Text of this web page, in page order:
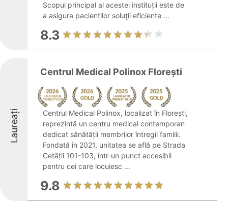
Scopul principal al acestei instituții este de
a asigura pacienților soluții eficiente ...
8.3
Laureați
Centrul Medical Polinox Florești
Centrul Medical Polinox, localizat în Florești,
reprezintă un centru medical contemporan
dedicat sănătății membrilor întregii familii.
Fondată în 2021, unitatea se află pe Strada
Cetății 101-103, într-un punct accesibil
pentru cei care locuiesc ...
9.8